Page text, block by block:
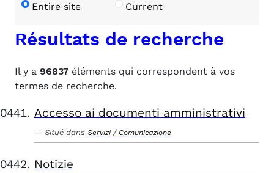
Entire site Current
Résultats de recherche
Il y a 96837 éléments qui correspondent à vos
termes de recherche.
Accesso ai documenti amministrativi
Situé dans Servizi / Comunicazione
Notizie